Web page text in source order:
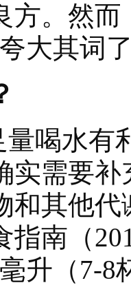
方。然
大其词
喝水有
实需要
和其他
指南（
升（7-